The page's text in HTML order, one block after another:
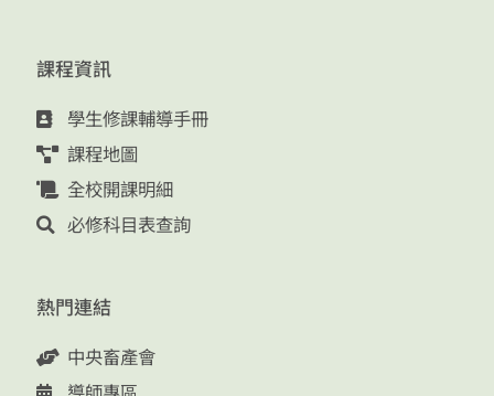
課程資訊
學生修課輔導手冊
課程地圖
全校開課明細
必修科目表查詢
熱門連結
中央畜產會